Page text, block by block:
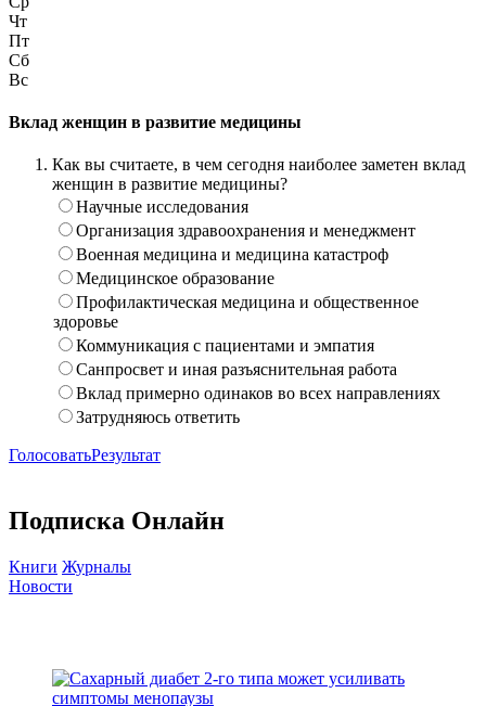
Чт
Пт
Сб
Вс
Вклад женщин в развитие медицины
Как вы считаете, в чем сегодня наиболее заметен вклад
женщин в развитие медицины?
Научные исследования
Организация здравоохранения и менеджмент
Военная медицина и медицина катастроф
Медицинское образование
Профилактическая медицина и общественное
здоровье
Коммуникация с пациентами и эмпатия
Санпросвет и иная разъяснительная работа
Вклад примерно одинаков во всех направлениях
Затрудняюсь ответить
ГолосоватьРезультат
Подписка Онлайн
Книги Журналы
Новости